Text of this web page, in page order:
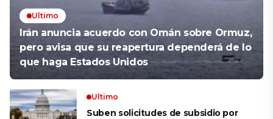
Ultimo
Irán anuncia acuerdo con Omán sobre Ormuz,
pero avisa que su reapertura dependerá de lo
que haga Estados Unidos
Ultimo
Suben solicitudes de subsidio por